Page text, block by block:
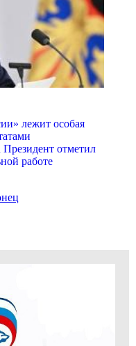
лежит особая
отметил
работе